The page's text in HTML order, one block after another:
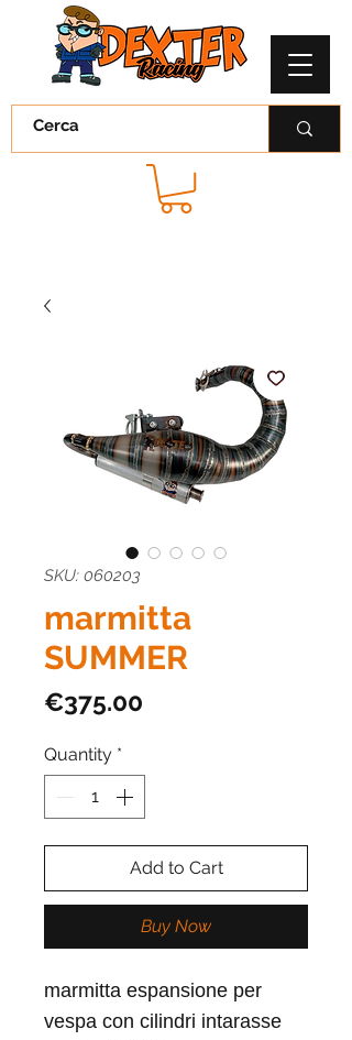
SKU: 060203
marmitta
SUMMER
€375.00
Quantity *
Add to Cart
Buy Now
marmitta espansione per
vespa con cilindri intarasse